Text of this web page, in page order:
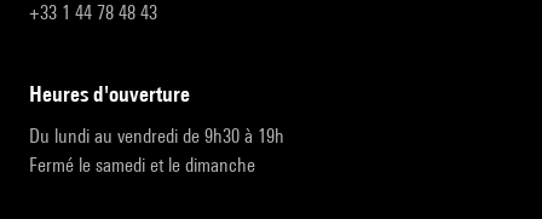
+33 1 44 78 48 43
heures d'ouverture
Du lundi au vendredi de 9h30 à 19h
Fermé le samedi et le dimanche